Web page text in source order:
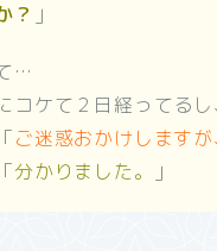
？ 」
…
コケて２日経ってる
ご迷惑おかけします
分かりました。 」